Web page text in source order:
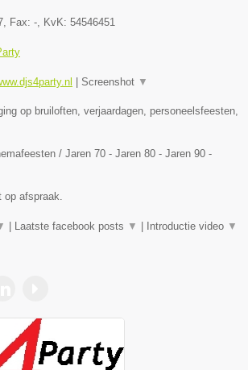
, Fax: -, KvK: 54546451
Screenshot ▼
op bruiloften, verjaardagen, personeelsfeesten,
/ Jaren 70 - Jaren 80 - Jaren 90 -
op afspraak.
Laatste facebook posts ▼ Introductie video ▼